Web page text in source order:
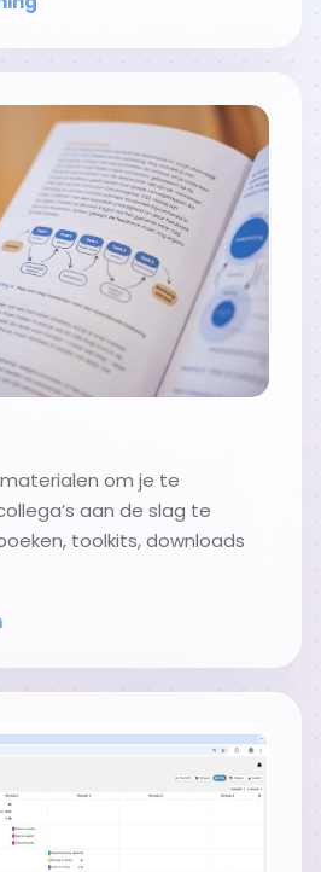
om je te
aan de slag te
toolkits, downloads